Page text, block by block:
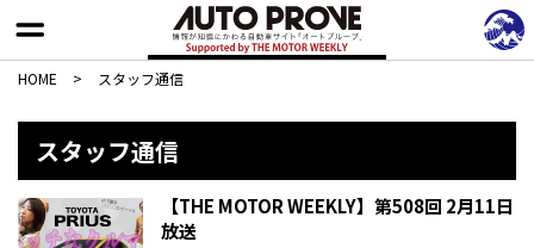
HOME > スタッフ通信
スタッフ通信
【THE MOTOR WEEKLY】第508回 2月11日
放送